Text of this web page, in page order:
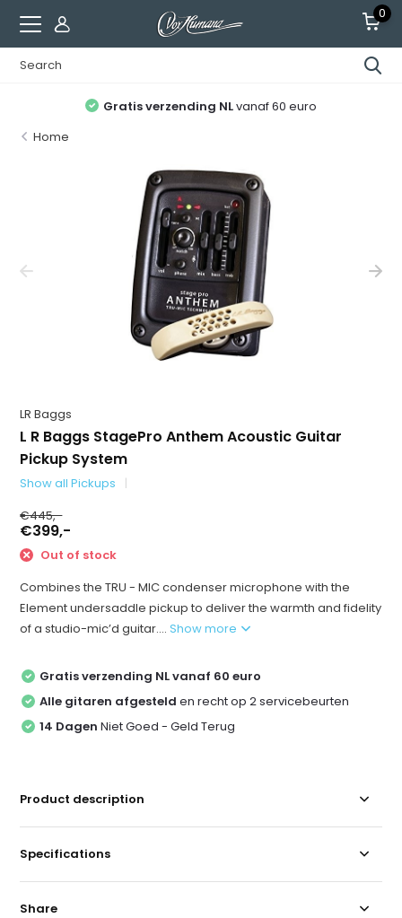
0
Gratis verzending NLvanaf 60 euro
Home
LR Baggs
L R Baggs StagePro Anthem Acoustic Guitar
Pickup System
Show all Pickups
€445,-
€399,-
Out of stock
Combines the TRU - MIC condenser microphone with the
Element undersaddle pickup to deliver the warmth and fidelity
of a studio-mic’d guitar....Show more
Gratis verzending NL vanaf 60 euro
Alle gitaren afgesteld en recht op 2 servicebeurten
14 Dagen Niet Goed - Geld Terug
Product description
Specifications
Share